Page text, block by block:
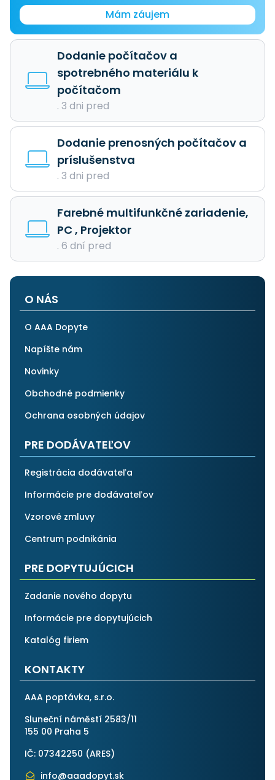
Mám záujem
Dodanie počítačov a
spotrebného materiálu k
počítačom
. 3 dni pred
Dodanie prenosných počítačov a
príslušenstva
. 3 dni pred
Farebné multifunkčné zariadenie,
PC , Projektor
. 6 dní pred
O NÁS
O AAA Dopyte
Napíšte nám
Novinky
Obchodné podmienky
Ochrana osobných údajov
PRE DODÁVATEĽOV
Registrácia dodávateľa
Informácie pre dodávateľov
Vzorové zmluvy
Centrum podnikánia
PRE DOPYTUJÚCICH
Zadanie nového dopytu
Informácie pre dopytujúcich
Katalóg firiem
KONTAKTY
AAA poptávka, s.r.o.
Sluneční náměstí 2583/11
155 00 Praha 5
IČ: 07342250 (ARES)
info@aaadopyt.sk